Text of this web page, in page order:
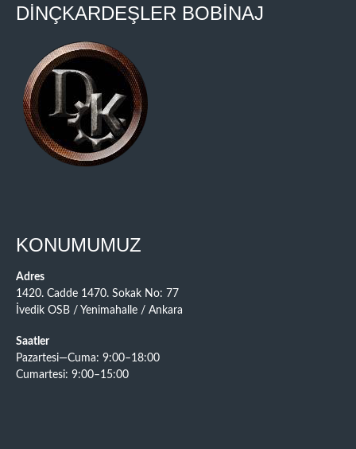
DİNÇKARDEŞLER BOBİNAJ
KONUMUMUZ
Adres
1420. Cadde 1470. Sokak No: 77
İvedik OSB / Yenimahalle / Ankara
Saatler
Pazartesi—Cuma: 9:00–18:00
Cumartesi: 9:00–15:00